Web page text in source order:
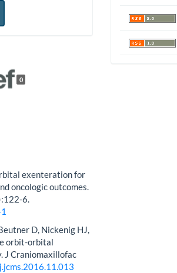
0
exenteration for
oncologic outcomes.
6.
D, Nickenig HJ,
orbit-orbital
J Craniomaxillofac